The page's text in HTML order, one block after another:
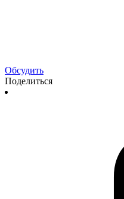
Обсудить
Поделиться